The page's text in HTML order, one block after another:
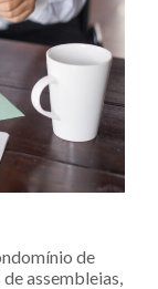
de
assembleias,